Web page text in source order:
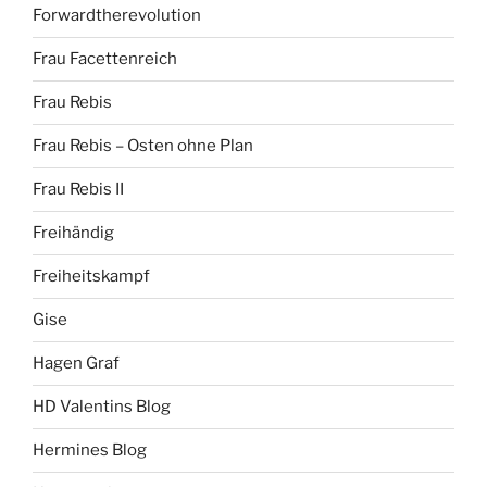
Forwardtherevolution
Frau Facettenreich
Frau Rebis
Frau Rebis – Osten ohne Plan
Frau Rebis II
Freihändig
Freiheitskampf
Gise
Hagen Graf
HD Valentins Blog
Hermines Blog